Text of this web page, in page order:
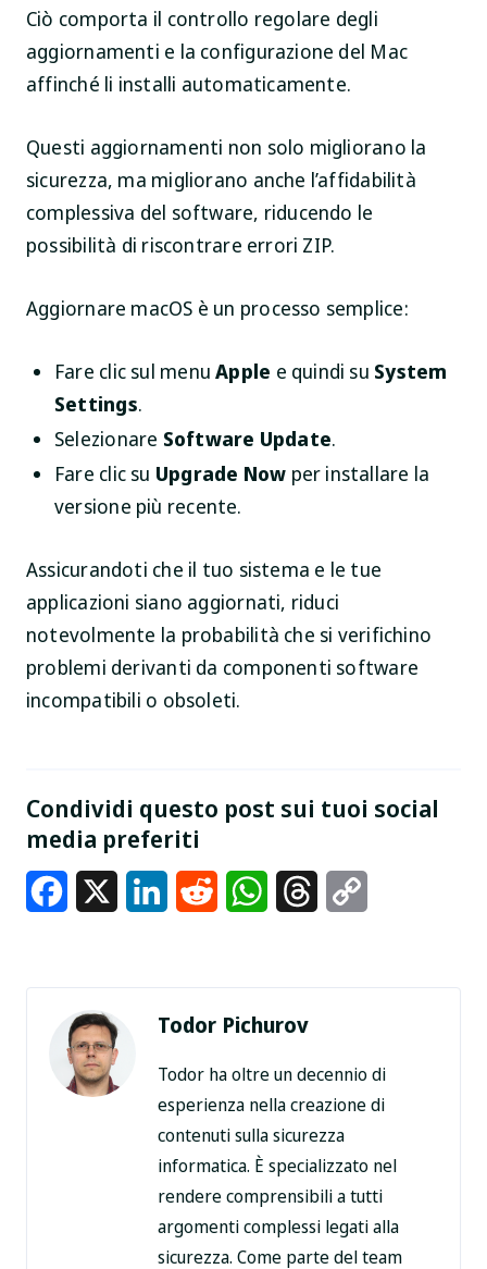
Ciò comporta il controllo regolare degli
aggiornamenti e la configurazione del Mac
affinché li installi automaticamente.
Questi aggiornamenti non solo migliorano la
sicurezza, ma migliorano anche l’affidabilità
complessiva del software, riducendo le
possibilità di riscontrare errori ZIP.
Aggiornare macOS è un processo semplice:
Fare clic sul menuApple e quindi su System
Settings.
Selezionare Software Update.
Fare clic su Upgrade Now per installare la
versione più recente.
Assicurandoti che il tuo sistema e le tue
applicazioni siano aggiornati, riduci
notevolmente la probabilità che si verifichino
problemi derivanti da componenti software
incompatibili o obsoleti.
Condividi questo post sui tuoi social
media preferiti
Facebook LinkedInReddit WhatsAppThreads
Todor Pichurov
Todor ha oltre un decennio di
esperienza nella creazione di
contenuti sulla sicurezza
informatica. È specializzato nel
rendere comprensibili a tutti
argomenti complessi legati alla
sicurezza. Come parte del team